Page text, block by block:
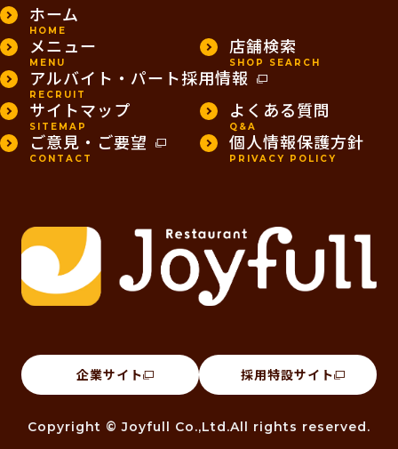
ホーム
HOME
メニュー
MENU
店舗検索
SHOP SEARCH
アルバイト・パート採用情報
RECRUIT
サイトマップ
SITEMAP
よくある質問
Q&A
ご意見・ご要望
CONTACT
個人情報保護方針
PRIVACY POLICY
企業サイト 採用特設サイト
Copyright © Joyfull Co.,Ltd.All rights reserved.